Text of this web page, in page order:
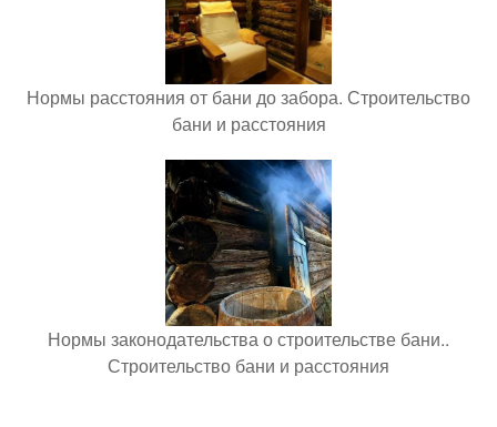
Нормы расстояния от бани до забора. Строительство
бани и расстояния
Нормы законодательства о строительстве бани..
Строительство бани и расстояния